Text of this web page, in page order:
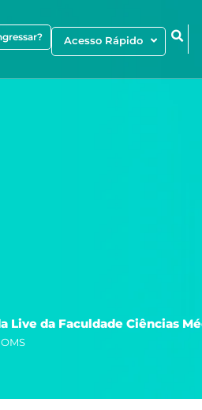
Acesso Rápido
Live da Faculdade Ciências